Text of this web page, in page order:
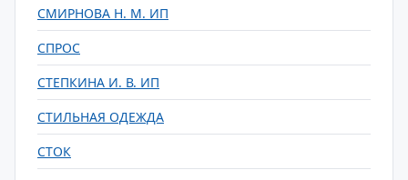
СМИРНОВА Н. М. ИП
СПРОС
СТЕПКИНА И. В. ИП
СТИЛЬНАЯ ОДЕЖДА
СТОК